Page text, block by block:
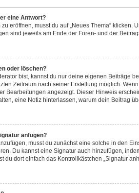
eine Antwort?
eröffnen, musst du auf „Neues Thema“
sind jeweils am Ende der Foren- und der
oder löschen?
bist, kannst du nur deine eigenen Beiträge
Zeitraum nach seiner Erstellung möglich.
Bearbeitungen angezeigt. Dieser Hinweis
eine Notiz hinterlassen, warum dein Beitrag
anfügen?
musst du zunächst eine solche in den
Du kannst eine Signatur auch hinzufügen,
du dort einfach das Kontrollkästchen „Signatur